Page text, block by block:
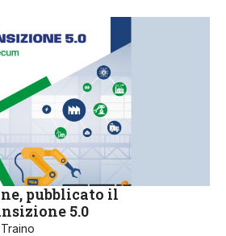
pubblicato il
5.0